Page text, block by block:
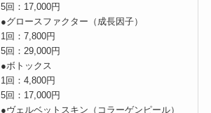
5回：17,000円
●グロースファクター（成長因子）
1回：7,800円
5回：29,000円
●ボトックス
1回：4,800円
5回：17,000円
●ヴェルベットスキン（コラーゲンピール）